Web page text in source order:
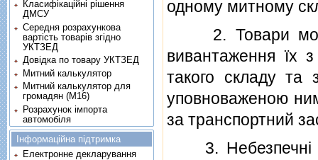
одному митному
2. Товари
вивантаження їх
такого складу та
уповноваженою
за транспортний
3. Небезпечнi
Класифікаційні рішення
ДМСУ
Середня розрахункова
вартість товарів згідно
УКТЗЕД
Довідка по товару УКТЗЕД
Митний калькулятор
Митний калькулятор для
громадян (М16)
Розрахунок імпорта
автомобіля
Інформаційна підтримка
Електронне декларування